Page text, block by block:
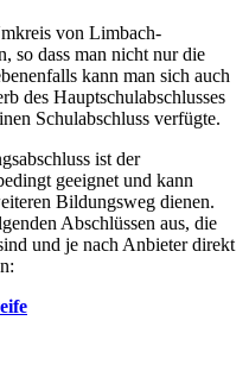
von Limbach-
so dass man nicht nur die
kann man sich auch
des Hauptschulabschlusses
Schulabschluss verfügte.
ist der
geeignet und kann
Bildungsweg dienen.
Abschlüssen aus, die
und je nach Anbieter direkt